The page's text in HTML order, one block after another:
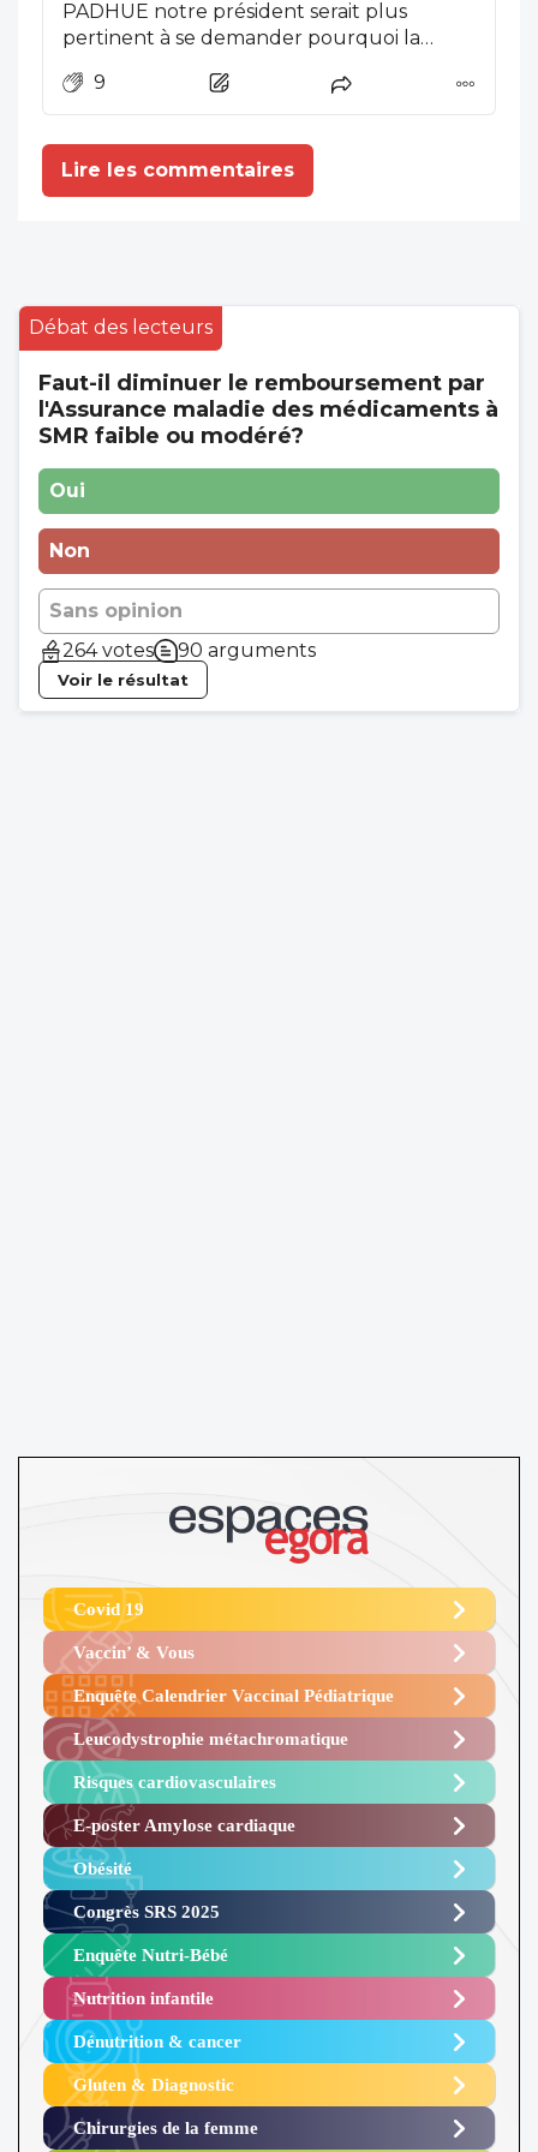
PADHUE notre président serait plus
pertinent à se demander pourquoi la
médecins dont elle a besoin et quelles
sont les motivations qui amènent ces
PADHUE à accepter d être exploités dans
nos hôpitaux français alors qu'ils font tant
defaut dans les hopitaux de leurs pays d
9
Lire les commentaires
Débat des lecteurs
Faut-il diminuer le remboursement par
l'Assurance maladie des médicaments à
SMR faible ou modéré?
Oui
Non
Sans opinion
264 votes
90 arguments
Voir le résultat
Covid 19
Vaccin’ & Vous
Enquête Calendrier Vaccinal Pédiatrique
Leucodystrophie métachromatique
Risques cardiovasculaires
E-poster Amylose cardiaque ​
Obésité ​
Congrès SRS 2025 ​
Enquête Nutri-Bébé ​
Nutrition infantile
Dénutrition & cancer
Gluten & Diagnostic
Chirurgies de la femme